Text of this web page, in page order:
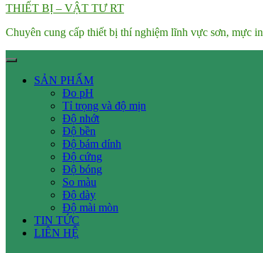
THIẾT BỊ – VẬT TƯ RT
Chuyên cung cấp thiết bị thí nghiệm lĩnh vực sơn, mực in
SẢN PHẨM
Đo pH
Tỉ trọng và độ mịn
Độ nhớt
Độ bền
Độ bám dính
Độ cứng
Độ bóng
So màu
Độ dày
Độ mài mòn
TIN TỨC
LIÊN HỆ